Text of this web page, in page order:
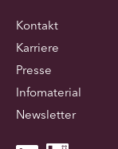
Kontakt
Karriere
Presse
Infomaterial
Newsletter